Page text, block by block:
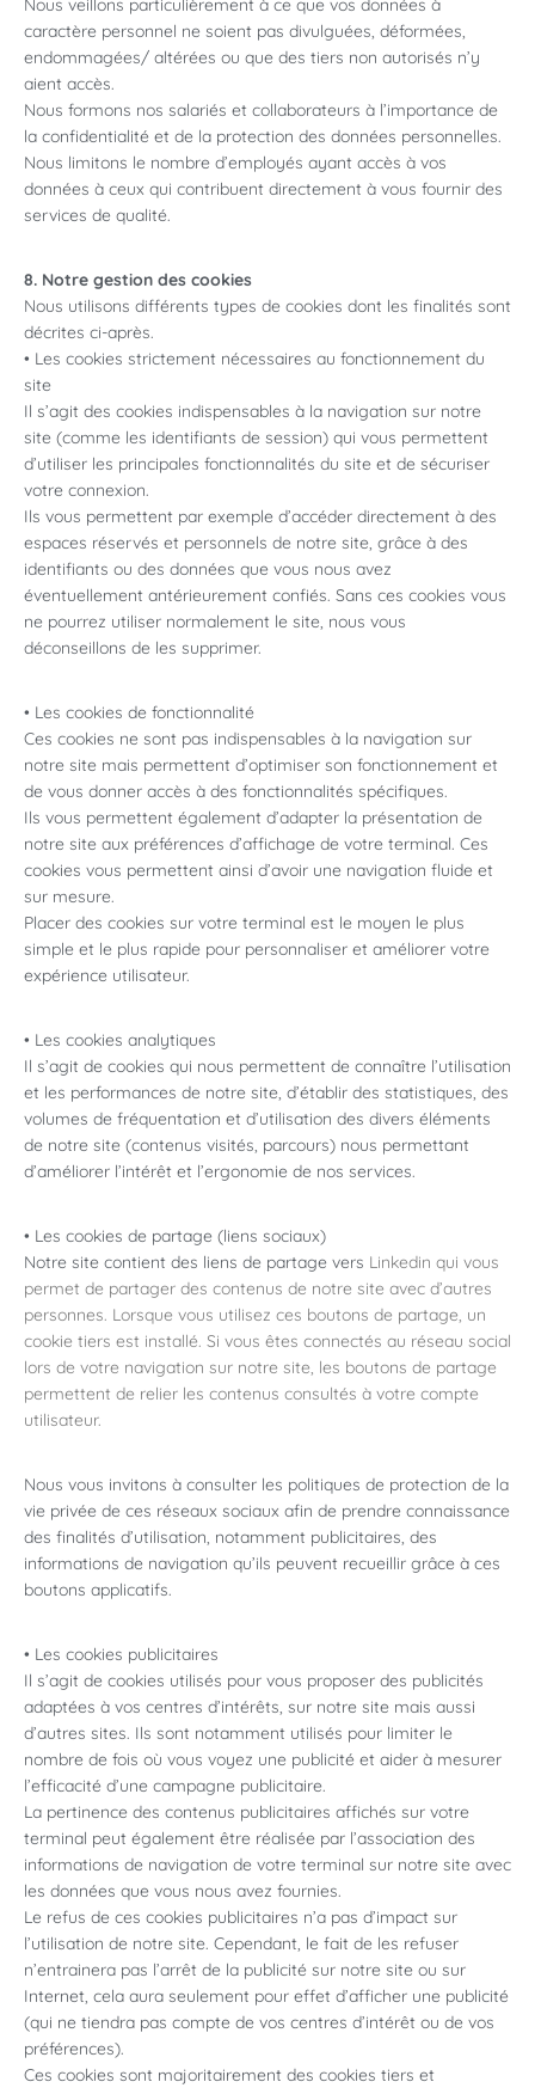
Nous veillons particulièrement à ce que vos données à
caractère personnel ne soient pas divulguées, déformées,
endommagées/ altérées ou que des tiers non autorisés n’y
aient accès.
Nous formons nos salariés et collaborateurs à l’importance de
la confidentialité et de la protection des données personnelles.
Nous limitons le nombre d’employés ayant accès à vos
données à ceux qui contribuent directement à vous fournir des
services de qualité.
8. Notre gestion des cookies
Nous utilisons différents types de cookies dont les finalités sont
décrites ci-après.
• Les cookies strictement nécessaires au fonctionnement du
site
Il s’agit des cookies indispensables à la navigation sur notre
site (comme les identifiants de session) qui vous permettent
d’utiliser les principales fonctionnalités du site et de sécuriser
votre connexion.
Ils vous permettent par exemple d’accéder directement à des
espaces réservés et personnels de notre site, grâce à des
identifiants ou des données que vous nous avez
éventuellement antérieurement confiés. Sans ces cookies vous
ne pourrez utiliser normalement le site, nous vous
déconseillons de les supprimer.
• Les cookies de fonctionnalité
Ces cookies ne sont pas indispensables à la navigation sur
notre site mais permettent d’optimiser son fonctionnement et
de vous donner accès à des fonctionnalités spécifiques.
Ils vous permettent également d’adapter la présentation de
notre site aux préférences d’affichage de votre terminal. Ces
cookies vous permettent ainsi d’avoir une navigation fluide et
sur mesure.
Placer des cookies sur votre terminal est le moyen le plus
simple et le plus rapide pour personnaliser et améliorer votre
expérience utilisateur.
• Les cookies analytiques
Il s’agit de cookies qui nous permettent de connaître l’utilisation
et les performances de notre site, d’établir des statistiques, des
volumes de fréquentation et d’utilisation des divers éléments
de notre site (contenus visités, parcours) nous permettant
d’améliorer l’intérêt et l’ergonomie de nos services.
• Les cookies de partage (liens sociaux)
Notre site contient des liens de partage vers Linkedin qui vous
permet de partager des contenus de notre site avec d’autres
personnes. Lorsque vous utilisez ces boutons de partage, un
cookie tiers est installé. Si vous êtes connectés au réseau social
lors de votre navigation sur notre site, les boutons de partage
permettent de relier les contenus consultés à votre compte
utilisateur.
Nous vous invitons à consulter les politiques de protection de la
vie privée de ces réseaux sociaux afin de prendre connaissance
des finalités d’utilisation, notamment publicitaires, des
informations de navigation qu’ils peuvent recueillir grâce à ces
boutons applicatifs.
• Les cookies publicitaires
Il s’agit de cookies utilisés pour vous proposer des publicités
adaptées à vos centres d’intérêts, sur notre site mais aussi
d’autres sites. Ils sont notamment utilisés pour limiter le
nombre de fois où vous voyez une publicité et aider à mesurer
l’efficacité d’une campagne publicitaire.
La pertinence des contenus publicitaires affichés sur votre
terminal peut également être réalisée par l’association des
informations de navigation de votre terminal sur notre site avec
les données que vous nous avez fournies.
Le refus de ces cookies publicitaires n’a pas d’impact sur
l’utilisation de notre site. Cependant, le fait de les refuser
n’entrainera pas l’arrêt de la publicité sur notre site ou sur
Internet, cela aura seulement pour effet d’afficher une publicité
(qui ne tiendra pas compte de vos centres d’intérêt ou de vos
préférences).
Ces cookies sont majoritairement des cookies tiers et